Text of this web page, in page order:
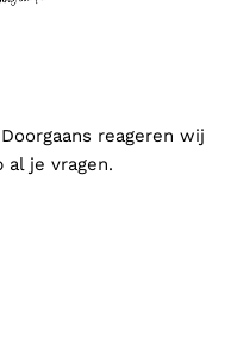
reageren wij
al je vragen.